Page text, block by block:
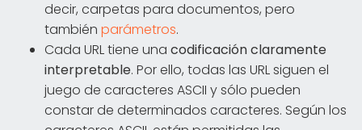
decir, carpetas para documentos, pero
también parámetros.
Cada URL tiene una codificaciónclaramente
interpretable. Por ello, todas las URL siguen el
juego de caracteres ASCII y sólo pueden
constar de determinados caracteres. Según los